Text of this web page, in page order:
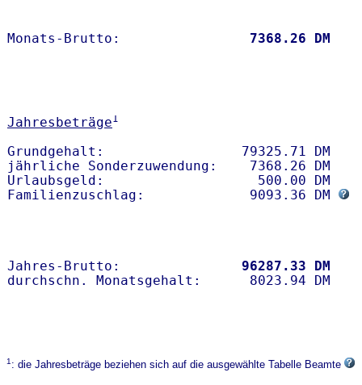
Monats-Brutto: 7368.26 DM
Jahresbeträge1
Grundgehalt:                 79325.71 DM
jährliche Sonderzuwendung:    7368.26 DM
Urlaubsgeld:                   500.00 DM
Familienzuschlag:             9093.36 DM
Jahres-Brutto: 96287.33 DM
1: die Jahresbeträge beziehen sich auf die ausgewählte Tabelle Beamte